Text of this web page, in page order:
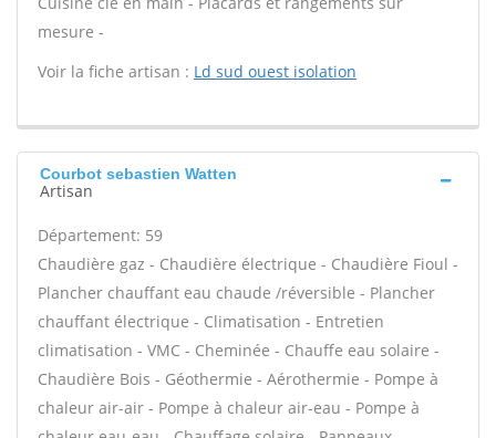
mesure -
Voir la fiche artisan : Ld sud ouest isolation
Courbot sebastien Watten
Artisan
Département: 59
Chaudière gaz - Chaudière électrique - Chaudière Fioul -
Plancher chauffant eau chaude /réversible - Plancher
chauffant électrique - Climatisation - Entretien
climatisation - VMC - Cheminée - Chauffe eau solaire -
Chaudière Bois - Géothermie - Aérothermie - Pompe à
chaleur air-air - Pompe à chaleur air-eau - Pompe à